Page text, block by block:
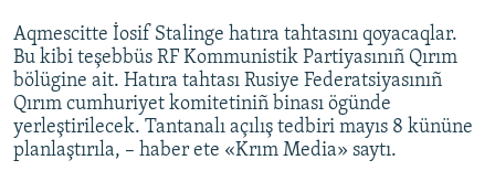
RFE/RS bütün saytları
Aqmescitte İosif Stalinge hatıra tahtasını qoyacaqlar.
Bu kibi teşebbüs RF Kommunistik Partiyasınıñ Qırım
bölügine ait. Hatıra tahtası Rusiye Federatsiyasınıñ
Qırım cumhuriyet komitetiniñ binası ögünde
yerleştirilecek. Tantanalı açılış tedbiri mayıs 8 kününe
planlaştırıla, – haber ete «Krım Media» saytı.